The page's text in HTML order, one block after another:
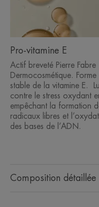
Composition détaillée
Pro-vitamine E
Actif breveté Pierre Fabre
Dermocosmétique. Forme
stable de la vitamine E.
contre le stress oxydant
empêchant la formation
radicaux libres et
des bases de l’ADN.